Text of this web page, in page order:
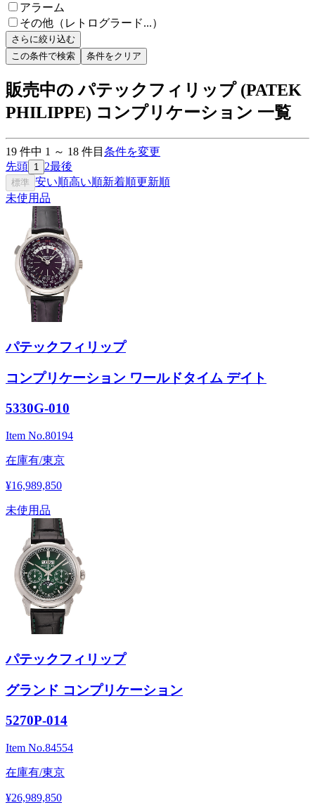
アラーム
その他（レトログラード...）
さらに絞り込む
この条件で検索
条件をクリア
販売中の パテックフィリップ (PATEK
PHILIPPE) コンプリケーション 一覧
19 件中 1 ～ 18 件目 条件を変更
先頭 1 2最後
標準 安い順高い順新着順更新順
未使用品
パテックフィリップ
コンプリケーション ワールドタイム デイト
5330G-010
Item No.80194
在庫有/東京
¥16,989,850
未使用品
パテックフィリップ
グランド コンプリケーション
5270P-014
Item No.84554
在庫有/東京
¥26,989,850